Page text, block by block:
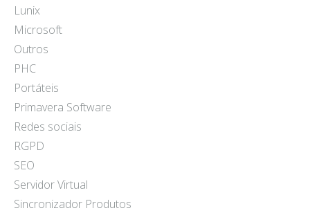
Lunix
Microsoft
Outros
PHC
Portáteis
Primavera Software
Redes sociais
RGPD
SEO
Servidor Virtual
Sincronizador Produtos